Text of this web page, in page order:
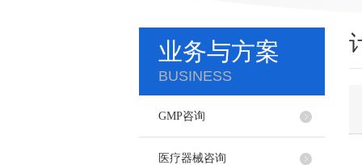
业务与方案
BUSINESS
GMP咨询
医疗器械咨询